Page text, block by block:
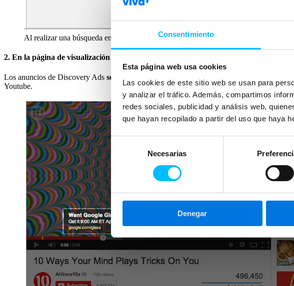
Consentimiento
Esta página web usa cookies
Las cookies de este sitio web se usan para
y analizar el tráfico. Además, compartimos
redes sociales, publicidad y análisis web,
que hayan recopilado a partir del uso que haya
Selección
de
consentimiento
Necesarias
Denegar
Al realizar una búsqueda en Youtube se pueden encontrar los Discovery Ads en
2. En la página de visualización de vídeos
Los anuncios de Discovery Ads se mostrarán en la sección de vídeos relacionados
con
Youtube.